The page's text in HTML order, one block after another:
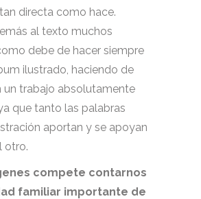
directa como hace.
al texto muchos
debe de hacer siempre
ilustrado, haciendo de
un trabajo absolutamente
que tanto las palabras
aportan y se apoyan
otro.
compete contarnos
familiar importante de